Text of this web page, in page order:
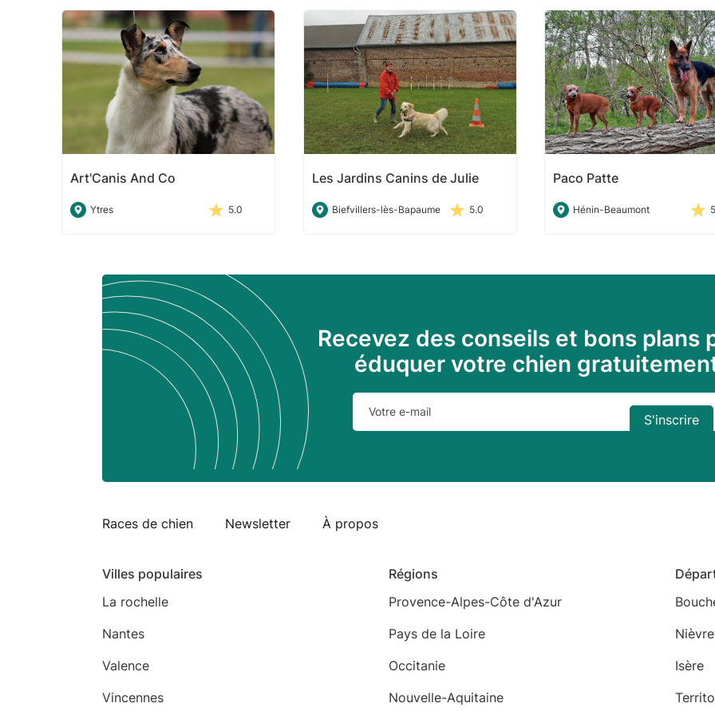
Art'Canis And Co
Ytres 5.0
Les Jardins Canins de Julie
Biefvillers-lès-Bapaume 5.0
Paco Patte
Hénin-Beaumont
Recevez des conseils et bons plans
éduquer votre chien
Races de chien Newsletter À propos
Villes populaires
La rochelle
Nantes
Valence
Vincennes
Régions
Provence-Alpes-Côte d'Azur
Pays de la Loire
Occitanie
Nouvelle-Aquitaine
Nièvre
Isère